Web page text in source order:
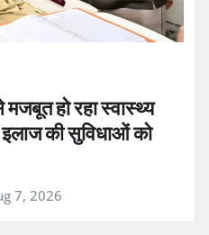
हो रहा स्वास्थ्य
इलाज की सुविधाओं को
7, 2026